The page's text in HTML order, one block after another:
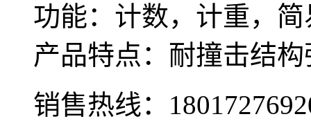
功能：计数，计重，
产品特点：耐撞击结
销售热线：